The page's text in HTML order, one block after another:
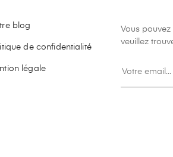
blog
de confidentialité
légale
Vous
veuillez